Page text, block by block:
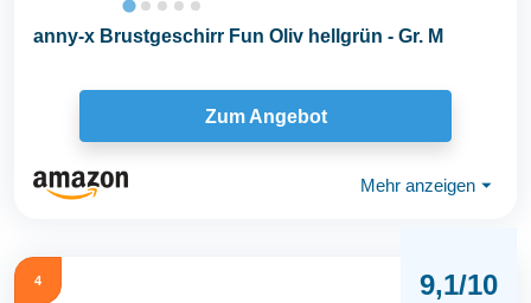
anny-x Brustgeschirr Fun Oliv hellgrün - Gr. M
Zum Angebot
Mehr anzeigen ⏷
4 9,1/10